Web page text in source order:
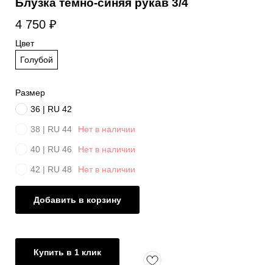
Блузка темно-синяя рукав 3/4
4 750 ₽
Цвет
Голубой
Размер
36 | RU 42
38 | RU 44 Нет в наличии
40 | RU 46 Нет в наличии
42 | RU 48 Нет в наличии
Добавить в корзину
Купить в 1 клик